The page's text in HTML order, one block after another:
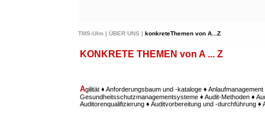
TMS-Ulm | ÜBER UNS | konkreteThemen von A...Z
KONKRETE THEMEN von A ... Z
Agilität ♦ Anforderungsbaum und -kataloge ♦
Gesundheitsschutzmanagementsysteme ♦ Audit-Methoden ♦
Auditorenqualifizierung ♦ Auditvorbereitung und -durchführung ♦